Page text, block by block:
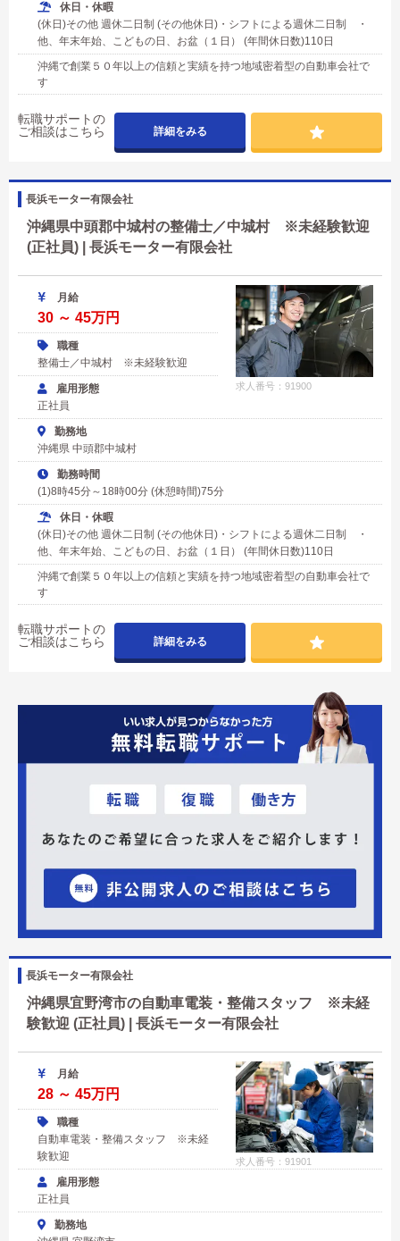
休日・休暇
(休日)その他 週休二日制 (その他休日)・シフトによる週休二日制 ・
他、年末年始、こどもの日、お盆（１日） (年間休日数)110日
沖縄で創業５０年以上の信頼と実績を持つ地域密着型の自動車会社で
す
転職サポートの
ご相談はこちら
詳細をみる
長浜モーター有限会社
沖縄県中頭郡中城村の整備士／中城村 ※未経験歓迎
(正社員) | 長浜モーター有限会社
求人番号：91900
月給
30 ～ 45万円
職種
整備士／中城村 ※未経験歓迎
雇用形態
正社員
勤務地
沖縄県 中頭郡中城村
勤務時間
(1)8時45分～18時00分 (休憩時間)75分
休日・休暇
(休日)その他 週休二日制 (その他休日)・シフトによる週休二日制 ・
他、年末年始、こどもの日、お盆（１日） (年間休日数)110日
沖縄で創業５０年以上の信頼と実績を持つ地域密着型の自動車会社で
す
転職サポートの
ご相談はこちら
詳細をみる
長浜モーター有限会社
沖縄県宜野湾市の自動車電装・整備スタッフ ※未経
験歓迎 (正社員) | 長浜モーター有限会社
求人番号：91901
月給
28 ～ 45万円
職種
自動車電装・整備スタッフ ※未経
験歓迎
雇用形態
正社員
勤務地